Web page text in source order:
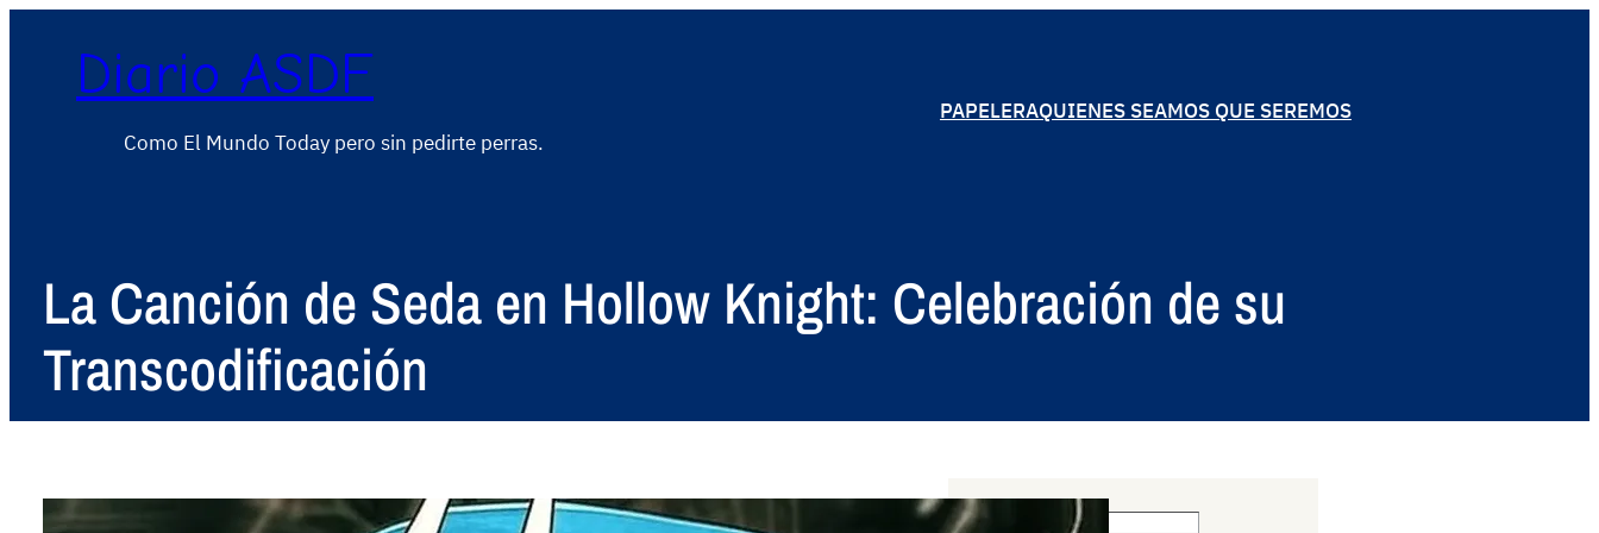
Diario ASDF
Como El Mundo Today pero sin pedirte perras.
PAPELERAQUIENES SEAMOS QUE SEREMOS
La Canción de Seda en Hollow Knight: Celebración de su
Transcodificación
S